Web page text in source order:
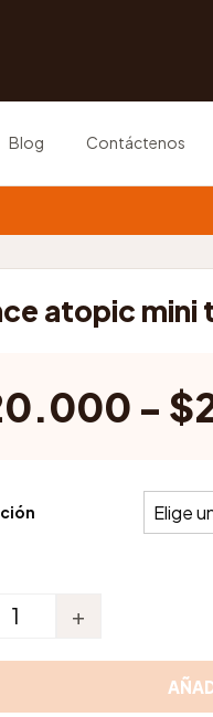
Blog Contáctenos
atopic mini
- $
Advance atopic mini trucha
+